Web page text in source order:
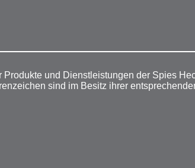
und Dienstleistungen der Spies
sind im Besitz ihrer